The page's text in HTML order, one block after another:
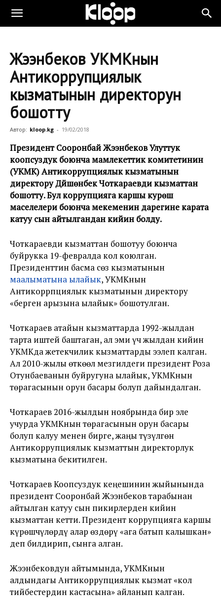
Жээнбеков УКМКнын
Антикоррупциялык
кызматынын директорун
бошотту
Автор: kloop.kg - 19/02/2018
Президент Сооронбай Жээнбеков Улуттук
коопсуздук боюнча мамлекеттик комитетинин
(УКМК) Антикоррупциялык кызматынын
директору Дүйшөнбек Чоткараевди кызматтан
бошотту. Бул коррупцияга каршы курөшүү
маселелери боюнча мекеменин дарегине карата
катуу сын айтылгандан кийин болду.
Чоткараевди кызматтан бошотуу боюнча
буйрукка 19-февралда кол коюлган.
Президенттин басма сөз кызматынын
маалыматына ылайык, УКМКнын
Антикоррпциялык кызматынын директору
«берген арызына ылайык» бошотулган.
Чоткараев атайын кызматтарда 1992-жылдан
тарта иштей баштаган, ал эми үч жылдан кийин
УКМКда жетекчилик кызматтарды ээлеп калган.
Ал 2010-жылы өткөөл мезгилдеги президент Роза
Отунбаеванын буйругуна ылайык, УКМКнын
төрагасынын орун басары болуп дайындалган.
Чоткараев 2016-жылдын ноябрында бир эле
учурда УКМКнын төрагасынын орун басары
болуп калуу менен бирге, жаңы түзүлгөн
Антикоррупциялык кызматтын директорлук
кызматына бекитилген.
Чоткараев Коопсуздук кеңешинин жыйынында
президент Сооронбай Жээнбеков тарабынан
айтылган катуу сын пикирлерден кийин
кызматтан кетти. Президент коррупцияга каршы
күрөшчүлөрдү алар өздөрү «ага батып калышкан»
деп билдирип, сынга алган.
Жээнбековдун айтымында, УКМКнын
алдындагы Антикоррупциялык кызмат «кол
тийбестердин кастасына» айланып калган.